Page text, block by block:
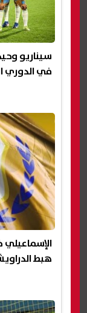
سيناريو
في الدوري
الإسماعيلي
هبط الدراويش